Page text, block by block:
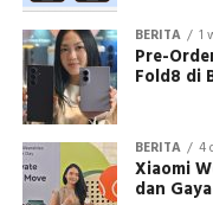
BERITA 1
Pre-
Fold8 di
BERITA 4
Xiaomi
dan